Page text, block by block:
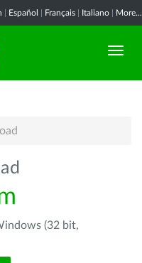
Español Français Italiano More...
(32 bit,